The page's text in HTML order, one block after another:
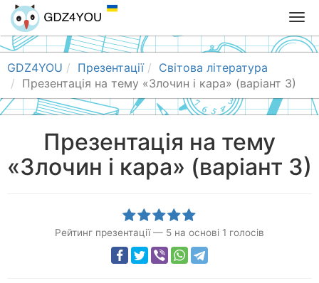
T
o
g
e
n
i
g
GDZ4YOU Презентації
Світова література
Презентація на тему «Злочин і кара» (варіант 3)
Презентація на тему
«Злочин і кара» (варіант 3)
Рейтинг презентації — 5 на основі 1 голосів